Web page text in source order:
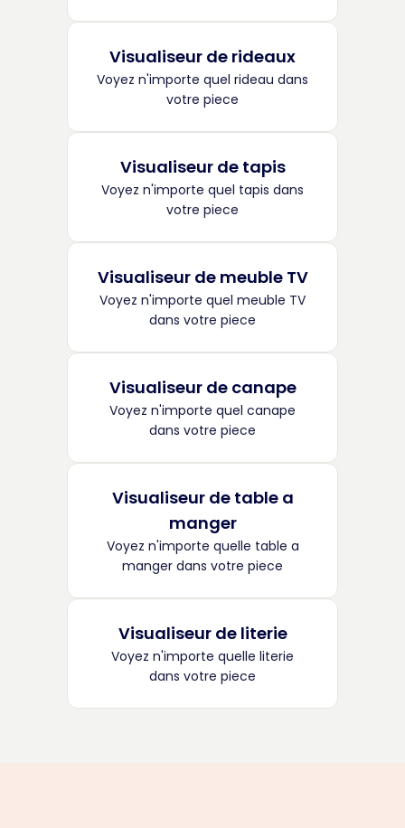
Visualiseur de rideaux
Voyez n'importe quel rideau dans
votre piece
Visualiseur de tapis
Voyez n'importe quel tapis dans
votre piece
Visualiseur de meuble TV
Voyez n'importe quel meuble TV
dans votre piece
Visualiseur de canape
Voyez n'importe quel canape
dans votre piece
Visualiseur de table a
manger
Voyez n'importe quelle table a
manger dans votre piece
Visualiseur de literie
Voyez n'importe quelle literie
dans votre piece